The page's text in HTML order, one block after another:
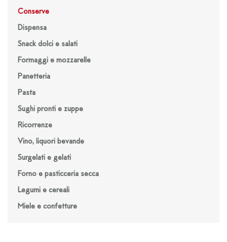
Conserve
Dispensa
Snack dolci e salati
Formaggi e mozzarelle
Panetteria
Pasta
Sughi pronti e zuppe
Ricorrenze
Vino, liquori bevande
Surgelati e gelati
Forno e pasticceria secca
Legumi e cereali
Miele e confetture